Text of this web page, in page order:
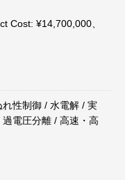
Cost: ¥14,700,000、
性制御 / 水電解 / 実
電圧分離 / 高速・高